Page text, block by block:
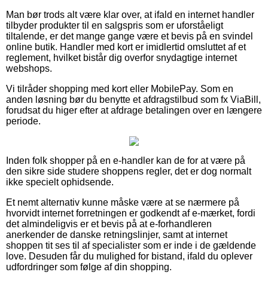
Man bør trods alt være klar over, at ifald en internet handler
tilbyder produkter til en salgspris som er uforståeligt
tiltalende, er det mange gange være et bevis på en svindel
online butik. Handler med kort er imidlertid omsluttet af et
reglement, hvilket bistår dig overfor snydagtige internet
webshops.
Vi tilråder shopping med kort eller MobilePay. Som en
anden løsning bør du benytte et afdragstilbud som fx ViaBill,
forudsat du higer efter at afdrage betalingen over en længere
periode.
Inden folk shopper på en e-handler kan de for at være på
den sikre side studere shoppens regler, det er dog normalt
ikke specielt ophidsende.
Et nemt alternativ kunne måske være at se nærmere på
hvorvidt internet forretningen er godkendt af e-mærket, fordi
det almindeligvis er et bevis på at e-forhandleren
anerkender de danske retningslinjer, samt at internet
shoppen tit ses til af specialister som er inde i de gældende
love. Desuden får du mulighed for bistand, ifald du oplever
udfordringer som følge af din shopping.